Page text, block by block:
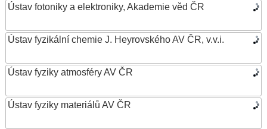
Ústav fotoniky a elektroniky, Akademie věd ČR
Ústav fyzikální chemie J. Heyrovského AV ČR, v.v.i.
Ústav fyziky atmosféry AV ČR
Ústav fyziky materiálů AV ČR